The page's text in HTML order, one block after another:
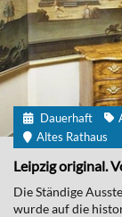
Dauerhaft
Altes Rathaus
Leipzig original.
Die Ständige
wurde auf die